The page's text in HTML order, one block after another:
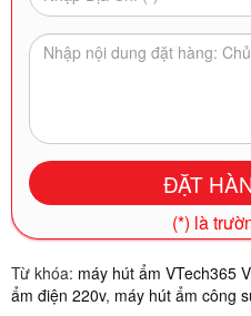
(*) là
Từ khóa: máy hút ẩm VTech365
ẩm điện 220v, máy hút ẩm công